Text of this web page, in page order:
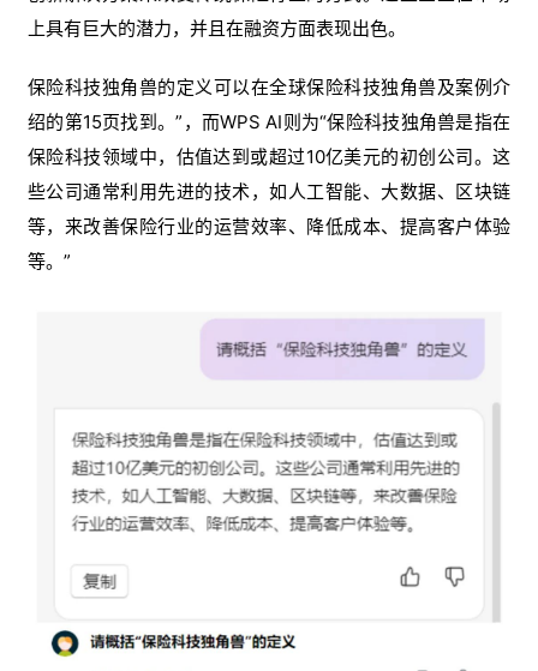
上具有巨大的潜力，并且在融资方面表现出色。
保险科技独角兽的定义可以在全球保险科技独角兽及案例介
绍的第15页找到。”，而WPS AI则为“保险科技独角兽是指在
保险科技领域中，估值达到或超过10亿美元的初创公司。这
些公司通常利用先进的技术，如人工智能、大数据、区块链
等，来改善保险行业的运营效率、降低成本、提高客户体验
等。”